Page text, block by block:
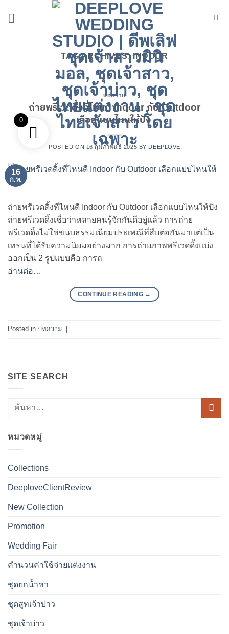
TAG ARCHIVES:INDOOR
บทความ
ถ่ายพรีเวดดิ้งที่ไหนดี Indoor กับ Outdoor
เลือกแบบไหนให้ปัง
POSTED ON 16 กุมภาพันธ์ 2025 BY DEEPLOVE
16
ก.พ.
ถ่ายพรีเวดดิ้งที่ไหนดี Indoor กับ Outdoor เลือกแบบไหนให้ปัง
ถ่ายพรีเวดดิ้งเชื่อว่าหลายคนรู้จักกันดีอยู่แล้ว การถ่าย
พรีเวดดิ้งไม่ใช่ขนบธรรมเนียมประเพณีที่สืบต่อกันมาแต่เป็น
เทรนที่ได้รับความนิยมอย่างมาก การถ่ายภาพพรีเวดดิ้งแบ่ง
ออกเป็น 2 รูปแบบคือ การถ
อ่านต่อ…
CONTINUE READING →
Posted in บทความ
SITE SEARCH
หมวดหมู่
Collections
DeeploveClientReview
New Collection
Promotion
Wedding Fair
คำนวนค่าใช้จ่ายแต่งงาน
ชุดยกน้ำชา
ชุดสูทเจ้าบ่าว
ชุดเจ้าบ่าว
0